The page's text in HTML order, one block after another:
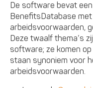
De software bevat
BenefitsDatabase
arbeidsvoorwaarden,
Deze twaalf thema’s
software; ze komen
staan synoniem voor
arbeidsvoorwaarden.